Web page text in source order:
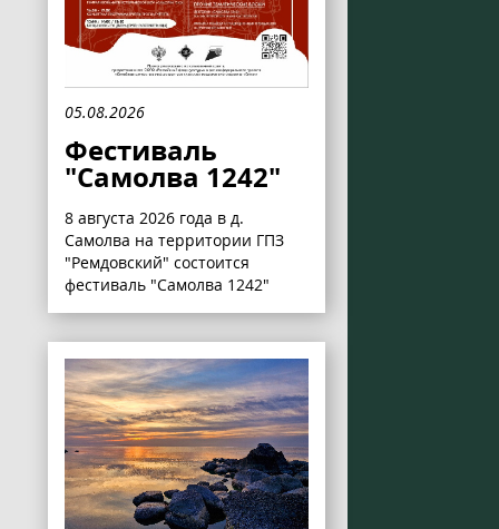
05.08.2026
Фестиваль
"Самолва 1242"
8 августа 2026 года в д.
Самолва на территории ГПЗ
"Ремдовский" состоится
фестиваль "Самолва 1242"